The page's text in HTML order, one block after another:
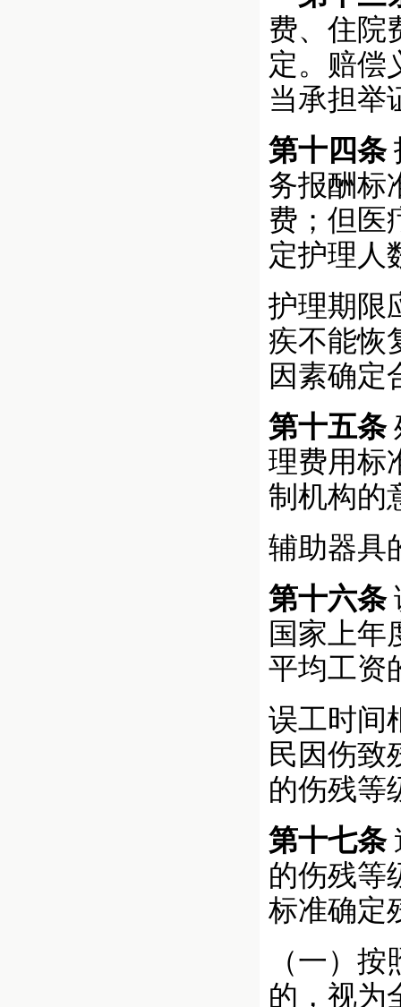
费、住院
定。赔偿
当承担举
第十四条
务报酬标
费；但医
定护理人
护理期限
疾不能恢
因素确定
第十五条
理费用标
制机构的
辅助器具
第十六条
国家上年
平均工资
误工时间
民因伤致
的伤残等
第十七条
的伤残等
标准确定
（一）
的，视为